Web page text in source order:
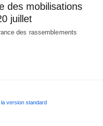
des mobilisations
juillet
des rassemblements
la version standard